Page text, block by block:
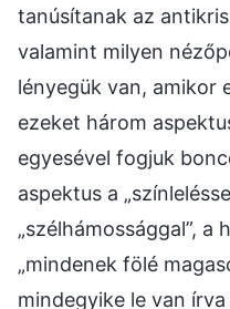
tanúsítanak az
valamint milyen
lényegük van, amikor
ezeket három
egyesével fogjuk
aspektus a
„szélhámossággal”, a
„mindenek fölé
mindegyike le van